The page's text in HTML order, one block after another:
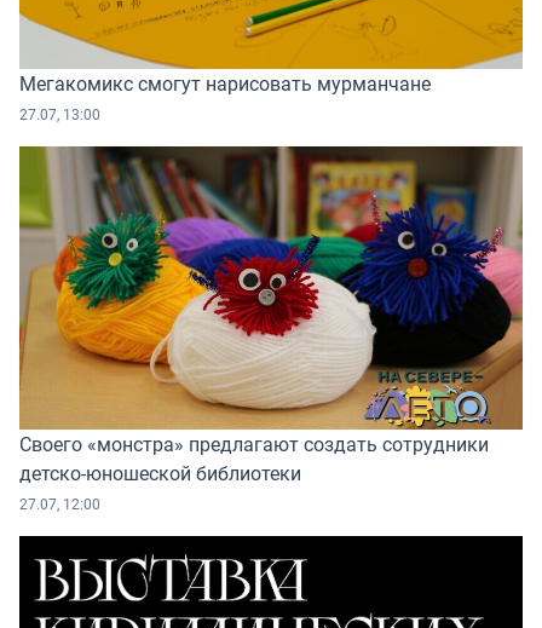
Мегакомикс смогут нарисовать мурманчане
27.07, 13:00
Своего «монстра» предлагают создать сотрудники
детско-юношеской библиотеки
27.07, 12:00